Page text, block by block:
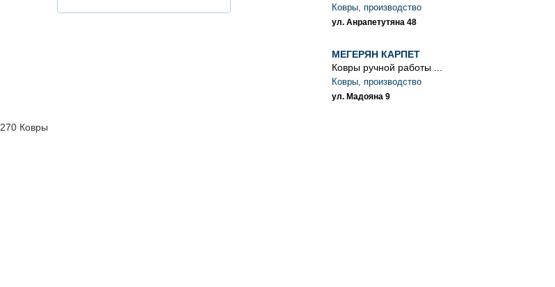
Ковры, производство
ул. Анрапетутяна 48
МЕГЕРЯН КАРПЕТ
Ковры ручной работы ...
Ковры, производство
ул. Мадояна 9
270 Ковры